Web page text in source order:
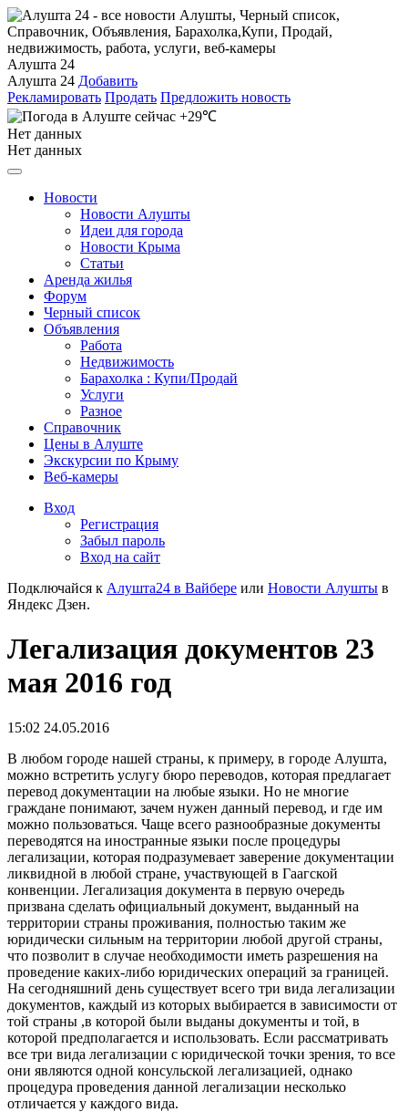
Алушта 24
Алушта 24 Добавить
Рекламировать Продать Предложить новость
+29℃
Нет данных
Нет данных
Новости
Новости Алушты
Идеи для города
Новости Крыма
Статьи
Аренда жилья
Форум
Черный список
Объявления
Работа
Недвижимость
Барахолка : Купи/Продай
Услуги
Разное
Справочник
Цены в Алуште
Экскурсии по Крыму
Веб-камеры
Вход
Регистрация
Забыл пароль
Вход на сайт
Подключайся к Алушта24 в Вайбере или Новости Алушты в
Яндекс Дзен.
Легализация документов 23
мая 2016 год
15:02 24.05.2016
В любом городе нашей страны, к примеру, в городе Алушта,
можно встретить услугу бюро переводов, которая предлагает
перевод документации на любые языки. Но не многие
граждане понимают, зачем нужен данный перевод, и где им
можно пользоваться. Чаще всего разнообразные документы
переводятся на иностранные языки после процедуры
легализации, которая подразумевает заверение документации
ликвидной в любой стране, участвующей в Гаагской
конвенции. Легализация документа в первую очередь
призвана сделать официальный документ, выданный на
территории страны проживания, полностью таким же
юридически сильным на территории любой другой страны,
что позволит в случае необходимости иметь разрешения на
проведение каких-либо юридических операций за границей.
На сегодняшний день существует всего три вида легализации
документов, каждый из которых выбирается в зависимости от
той страны ,в которой были выданы документы и той, в
которой предполагается и использовать. Если рассматривать
все три вида легализации с юридической точки зрения, то все
они являются одной консульской легализацией, однако
процедура проведения данной легализации несколько
отличается у каждого вида.